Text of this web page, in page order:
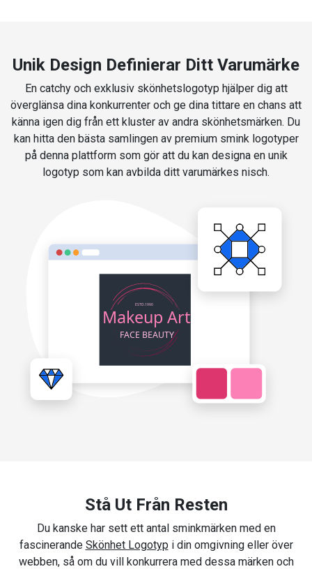
Unik Design Definierar Ditt Varumärke
En catchy och exklusiv skönhetslogotyp hjälper dig att
överglänsa dina konkurrenter och ge dina tittare en chans att
känna igen dig från ett kluster av andra skönhetsmärken. Du
kan hitta den bästa samlingen av premium smink logotyper
på denna plattform som gör att du kan designa en unik
logotyp som kan avbilda ditt varumärkes nisch.
Stå Ut Från Resten
Du kanske har sett ett antal sminkmärken med en
fascinerande Skönhet Logotyp i din omgivning eller över
webben, så om du vill konkurrera med dessa märken och